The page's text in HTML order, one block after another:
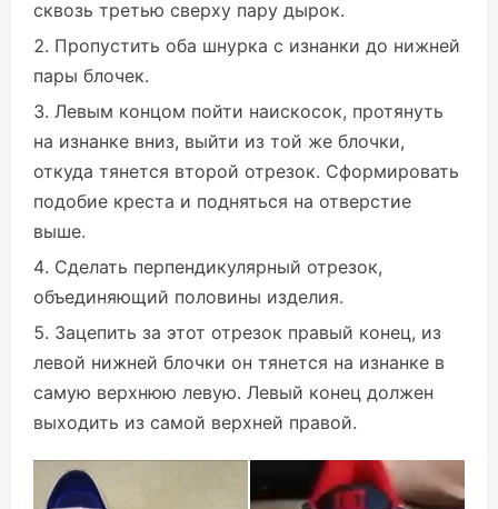
сквозь третью сверху пару дырок.
Пропустить оба шнурка с изнанки до нижней
пары блочек.
Левым концом пойти наискосок, протянуть
на изнанке вниз, выйти из той же блочки,
откуда тянется второй отрезок. Сформировать
подобие креста и подняться на отверстие
выше.
Сделать перпендикулярный отрезок,
объединяющий половины изделия.
Зацепить за этот отрезок правый конец, из
левой нижней блочки он тянется на изнанке в
самую верхнюю левую. Левый конец должен
выходить из самой верхней правой.